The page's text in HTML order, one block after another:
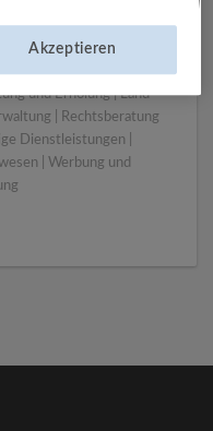
| Einzelhandel |
|
von Waren | IT-
und Erholung | Land-
| Rechtsberatung
Dienstleistungen |
| Werbung und
Akzeptieren